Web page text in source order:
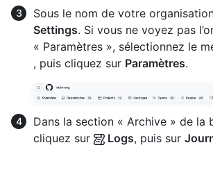
Sous le nom de votre
Settings. Si vous ne voyez pas
« Paramètres », sélectionnez le
, puis cliquez sur Paramètres.
Dans la section « Archive » de la
cliquez sur
Logs, puis sur